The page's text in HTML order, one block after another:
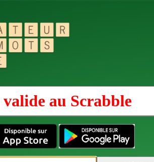
valide au Scrabble